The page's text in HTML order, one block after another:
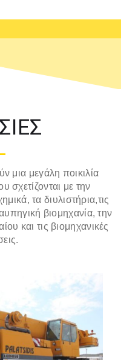
μια μεγάλη ποικιλία
σχετίζονται με την
τα διυλιστήρια,τις
βιομηχανία, την
και τις βιομηχανικές